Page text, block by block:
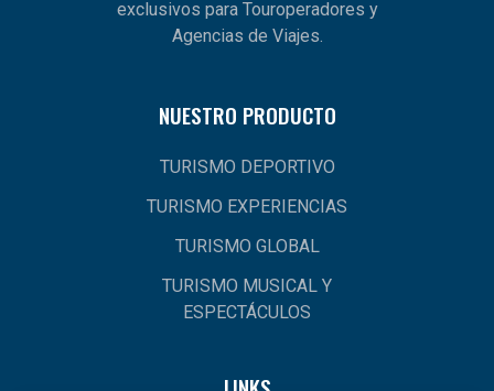
exclusivos para Touroperadores y
Agencias de Viajes.
NUESTRO PRODUCTO
TURISMO DEPORTIVO
TURISMO EXPERIENCIAS
TURISMO GLOBAL
TURISMO MUSICAL Y
ESPECTÁCULOS